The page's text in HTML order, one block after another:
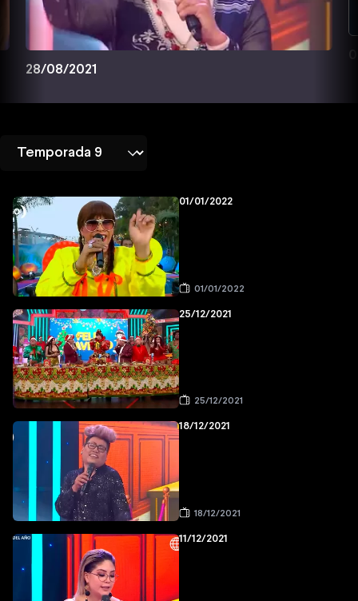
28/08/2021
01/01/2022
01/01/2022
25/12/2021
25/12/2021
18/12/2021
18/12/2021
11/12/2021